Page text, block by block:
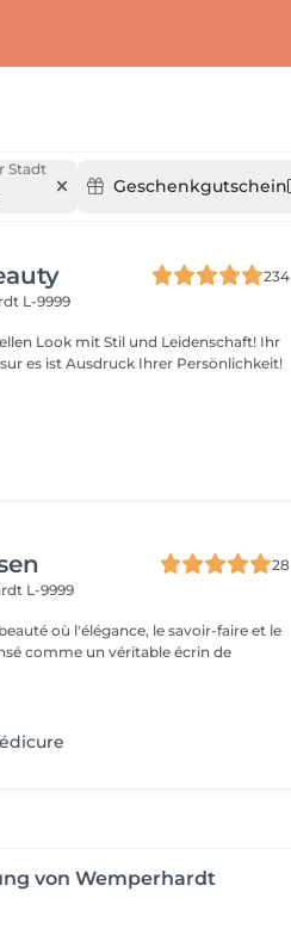
Stadt
Geschenkgutschein
234
L-9999
Ihr
28
L-9999
où l'élégance, le savoir-faire et le
comme un véritable écrin de
von Wemperhardt